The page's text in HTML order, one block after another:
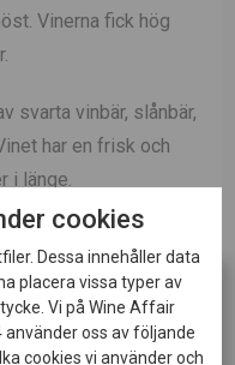
Vinerna fick hög
svarta vinbär, slånbär,
har en frisk och
i länge.
veckor och jäser
i 28 grader.
i ekfat.
cookies
Dessa innehåller data
placera vissa typer av
Vi på Wine Affair
använder oss av följande
cookies vi använder och